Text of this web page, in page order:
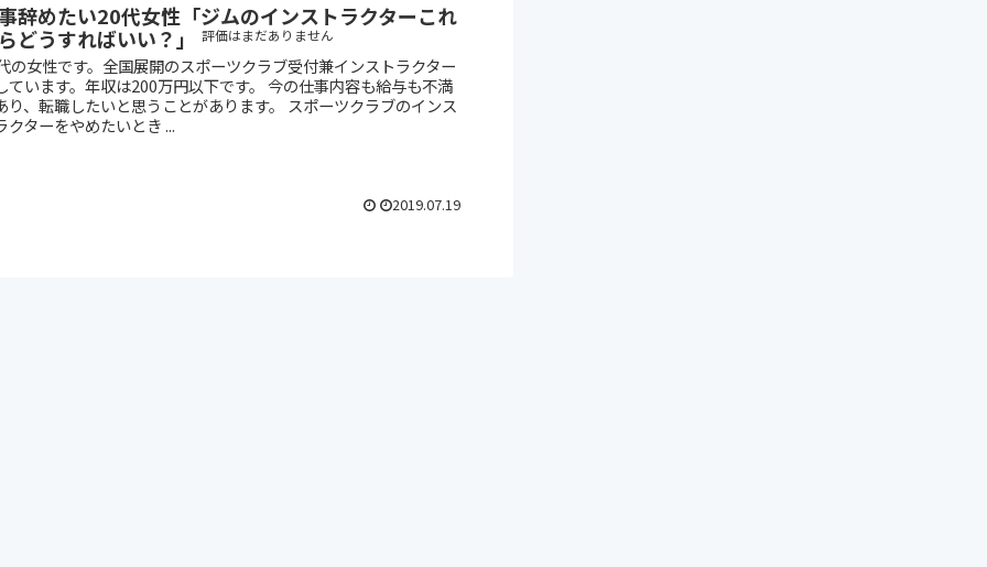
辞めたい20代女性「ジムのインストラクターこれ
どうすればいい？」
評価はまだありません
の女性です。全国展開のスポーツクラブ受付兼インストラクター
ています。年収は200万円以下です。 今の仕事内容も給与も不満
り、転職したいと思うことがあります。 スポーツクラブのインス
クターをやめたいとき ...
2019.07.19